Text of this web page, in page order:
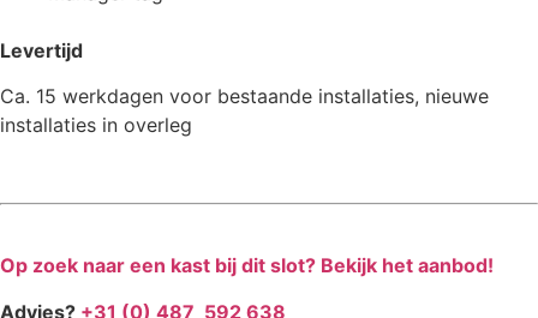
Levertijd
Ca. 15 werkdagen voor bestaande installaties, nieuwe
installaties in overleg
Op zoek naar een kast bij dit slot? Bekijk het aanbod!
Advies? +31 (0) 487 592 638